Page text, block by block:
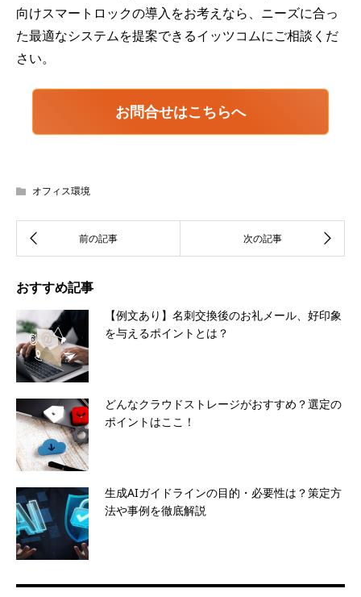
向けスマートロックの導入をお考えなら、ニーズに合っ
た最適なシステムを提案できるイッツコムにご相談くだ
さい。
お問合せはこちらへ
オフィス環境
おすすめ記事
【例文あり】名刺交換後のお礼メール、好印象
を与えるポイントとは？
どんなクラウドストレージがおすすめ？選定の
ポイントはここ！
生成AIガイドラインの目的・必要性は？策定方
法や事例を徹底解説